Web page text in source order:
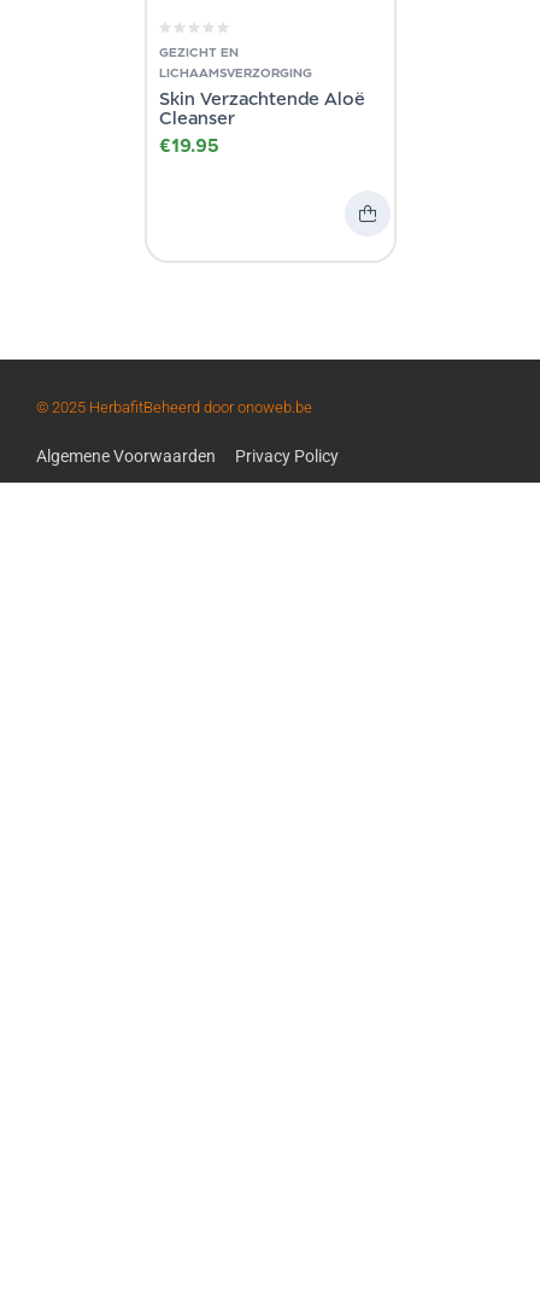
GEZICHT EN
LICHAAMSVERZORGING
Skin Verzachtende Aloë
Cleanser
€19.95
© 2025 HerbafitBeheerd door onoweb.be
Algemene Voorwaarden Privacy Policy